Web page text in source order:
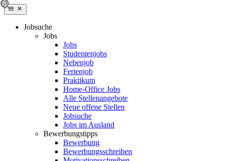
Jobsuche
Jobs
Jobs
Studentenjobs
Nebenjob
Ferienjob
Praktikum
Home-Office Jobs
Alle Stellenangebote
Neue offene Stellen
Jobsuche
Jobs im Ausland
Bewerbungstipps
Bewerbung
Bewerbungsschreiben